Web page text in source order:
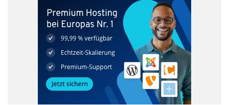
Schimmelbefall reduzieren.
Schönheitsreparaturen: Teppich, Laminat und Parkett
nutzen sich über die Jahre ab. Tapeten bekommen
Flecken und Kratzer. Wände vergilben und von
Heizkörpern und Fensterrahmen blättert die Farbe. Je
nach Bedarf und Abnutzung sind alle fünf bis zehn Jahre
diverse Renovierungsarbeiten fällig. Sie helfen übrigens
auch, rechtzeitig größere Mängel zu entdecken, die die